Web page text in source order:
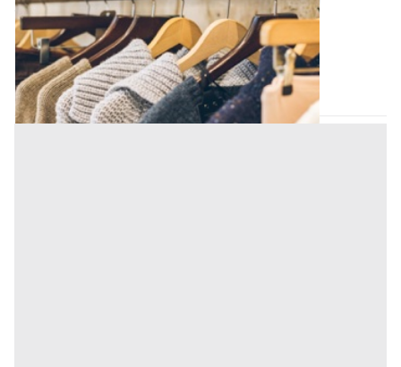
Padova (Padova)
Offerta minima
1.209,38 €
Codice asta:c194a9dc
Asta chiusa